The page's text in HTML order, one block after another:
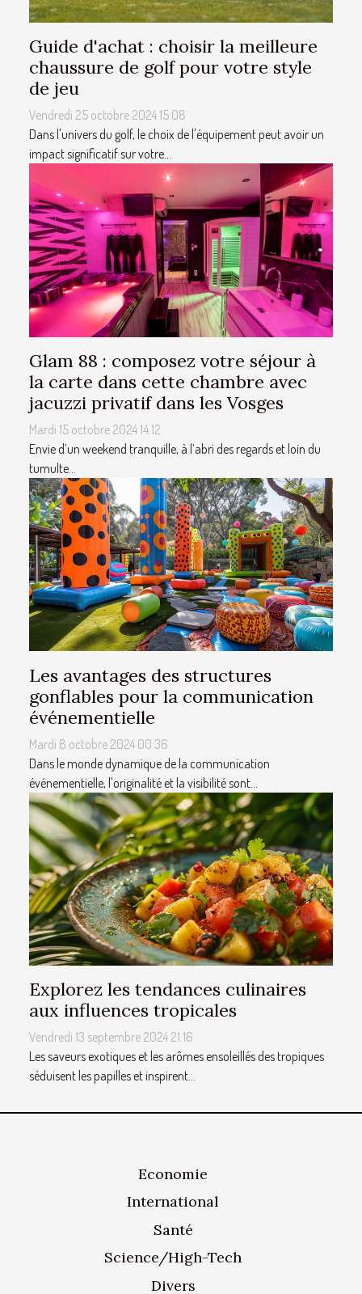
Guide d'achat : choisir la meilleure
chaussure de golf pour votre style
de jeu
Vendredi 25 octobre 2024 15:08
Dans l'univers du golf, le choix de l'équipement peut avoir un
impact significatif sur votre...
Glam 88 : composez votre séjour à
la carte dans cette chambre avec
jacuzzi privatif dans les Vosges
Mardi 15 octobre 2024 14:12
Envie d’un weekend tranquille, à l’abri des regards et loin du
tumulte...
Les avantages des structures
gonflables pour la communication
événementielle
Mardi 8 octobre 2024 00:36
Dans le monde dynamique de la communication
événementielle, l'originalité et la visibilité sont...
Explorez les tendances culinaires
aux influences tropicales
Vendredi 13 septembre 2024 21:16
Les saveurs exotiques et les arômes ensoleillés des tropiques
séduisent les papilles et inspirent...
Economie
International
Santé
Science/High-Tech
Divers